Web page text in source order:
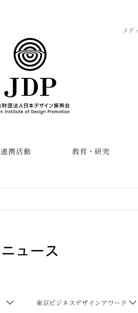
メデ
連携活動 教育・研究
ニュース
東京ビジネスデザインアワード